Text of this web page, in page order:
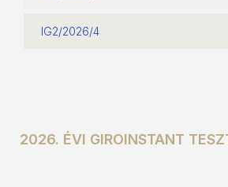
IG2/2026/4
2026. ÉVI GIROINSTANT